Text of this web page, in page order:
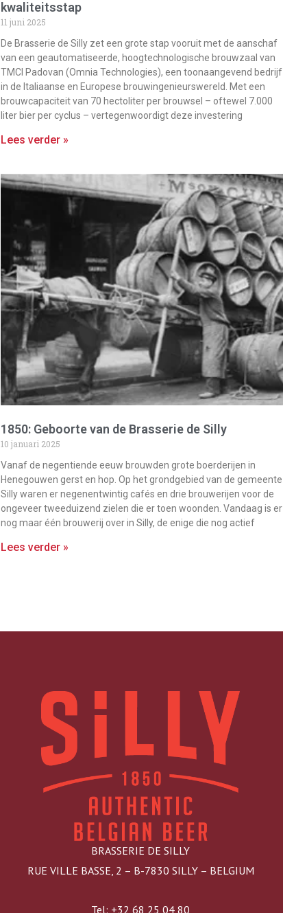
kwaliteitsstap
11 juni 2025
De Brasserie de Silly zet een grote stap vooruit met de aanschaf
van een geautomatiseerde, hoogtechnologische brouwzaal van
TMCI Padovan (Omnia Technologies), een toonaangevend bedrijf
in de Italiaanse en Europese brouwingenieurswereld. Met een
brouwcapaciteit van 70 hectoliter per brouwsel – oftewel 7.000
liter bier per cyclus – vertegenwoordigt deze investering
Lees verder »
1850: Geboorte van de Brasserie de Silly
10 januari 2025
Vanaf de negentiende eeuw brouwden grote boerderijen in
Henegouwen gerst en hop. Op het grondgebied van de gemeente
Silly waren er negenentwintig cafés en drie brouwerijen voor de
ongeveer tweeduizend zielen die er toen woonden. Vandaag is er
nog maar één brouwerij over in Silly, de enige die nog actief
Lees verder »
Silly Blanche: Licht, Troebel en Vol Smaak. Waarom